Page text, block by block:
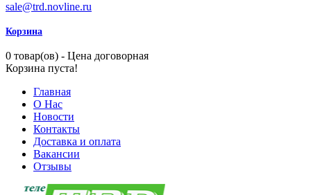
sale@trd.novline.ru
Корзина
0 товар(ов) - Цена договорная
Корзина пуста!
Главная
О Нас
Новости
Контакты
Доставка и оплата
Вакансии
Отзывы